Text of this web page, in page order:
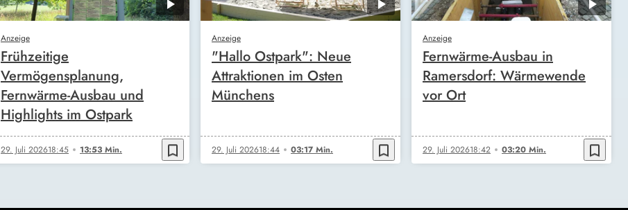
Anzeige
Frühzeitige
Vermögensplanung,
Fernwärme-Ausbau und
Highlights im Ostpark
29. Juli 202618:45 13:53 Min. bookmark_border
Anzeige
"Hallo Ostpark": Neue
Attraktionen im Osten
Münchens
29. Juli 202618:44 03:17 Min. bookmark_border
Anzeige
Fernwärme-Ausbau in
Ramersdorf: Wärmewende
vor Ort
29. Juli 202618:42 03:20 Min. bookmark_border